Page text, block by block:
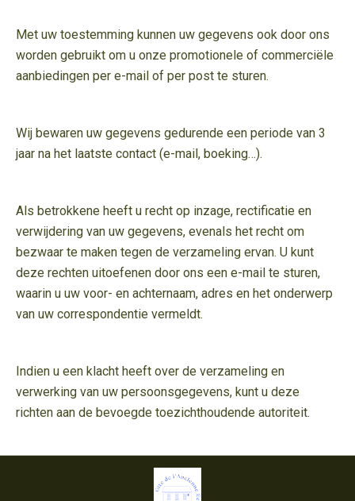
Met uw toestemming kunnen uw gegevens ook door ons
worden gebruikt om u onze promotionele of commerciële
aanbiedingen per e-mail of per post te sturen.
Wij bewaren uw gegevens gedurende een periode van 3
jaar na het laatste contact (e-mail, boeking…).
Als betrokkene heeft u recht op inzage, rectificatie en
verwijdering van uw gegevens, evenals het recht om
bezwaar te maken tegen de verzameling ervan. U kunt
deze rechten uitoefenen door ons een e-mail te sturen,
waarin u uw voor- en achternaam, adres en het onderwerp
van uw correspondentie vermeldt.
Indien u een klacht heeft over de verzameling en
verwerking van uw persoonsgegevens, kunt u deze
richten aan de bevoegde toezichthoudende autoriteit.